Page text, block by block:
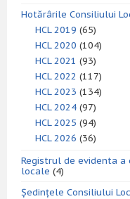
Hotărârile Consiliului
HCL 2019 (65)
HCL 2020 (104)
HCL 2021 (93)
HCL 2022 (117)
HCL 2023 (134)
HCL 2024 (97)
HCL 2025 (94)
HCL 2026 (36)
Registrul de evidenta a
locale (4)
Ședințele Consiliului